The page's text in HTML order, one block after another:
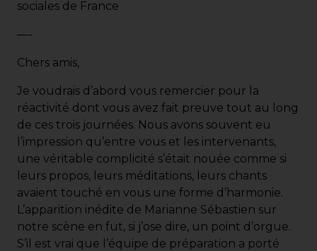
sociales de France
—-
Chers amis,
Je voudrais d’abord vous remercier pour la
réactivité dont vous avez fait preuve tout au long
de ces trois journées. Nous avons souvent eu
l’impression qu’entre vous et les intervenants,
une véritable complicité s’était nouée comme si
leurs propos, leurs méditations, leurs chants
avaient touché en vous une forme d’harmonie.
L’apparition inédite de Marianne Sébastien sur
notre scène en fut, si j’ose dire, un point d’orgue.
S’il est vrai que l’équipe de préparation a porté